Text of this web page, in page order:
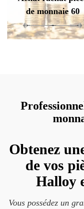
de monnaie 60
Obtenez
de vos
Halloy
Vous possédez un